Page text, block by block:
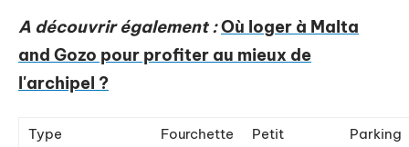
A découvrir également :Où loger à Malta
and Gozo pour profiter au mieux de
l'archipel ?
Type
Fourchette
Petit
Parking